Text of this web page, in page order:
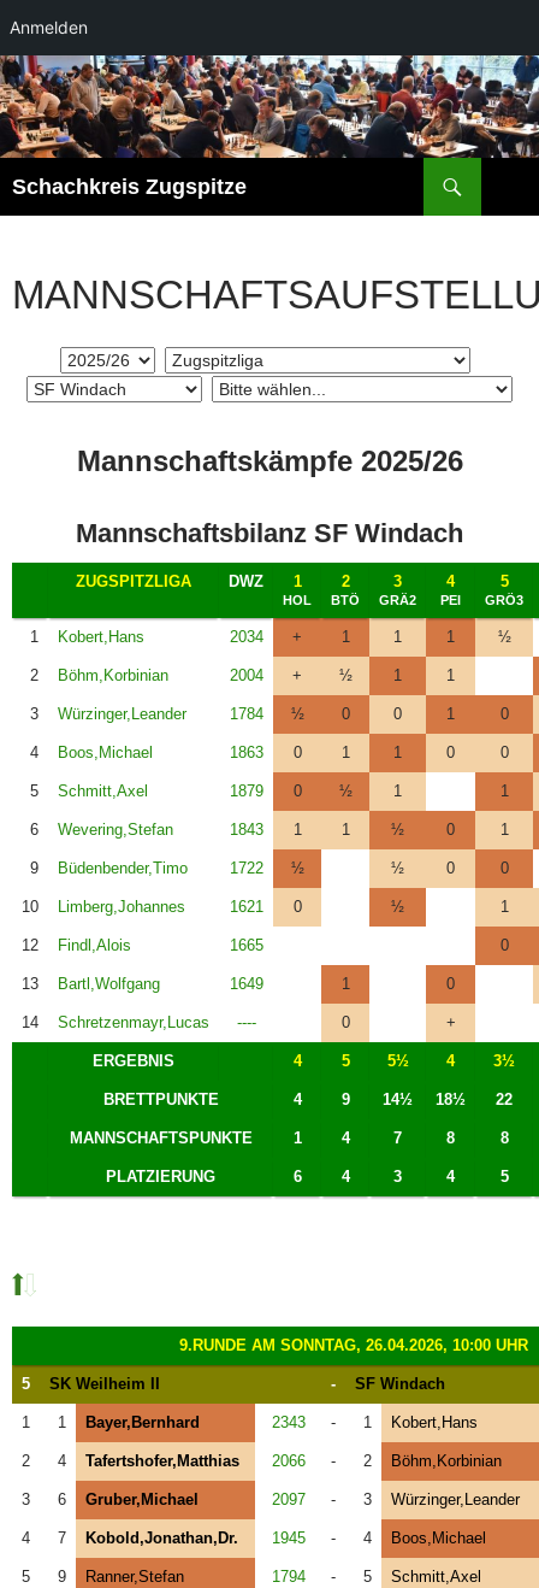
Anmelden
Zum
Inhalt
springen
Schachkreis Zugspitze
Mannschaftskämpfe 2025/26
Mannschaftsbilanz SF Windach
ZUGSPITZLIGA DWZ 1
HOL
2
BTÖ
3
GRÄ2
4
PEI
5
GRÖ3
1 Kobert,Hans 2034 + 1 1 1 ½
2 Böhm,Korbinian 2004 + ½ 1 1
3 Würzinger,Leander 1784 ½ 0 0 1 0
4 Boos,Michael 1863 0 1 1 0 0
5 Schmitt,Axel 1879 0 ½ 1 1
6 Wevering,Stefan 1843 1 1 ½ 0 1
9 Büdenbender,Timo 1722 ½ ½ 0 0
10 Limberg,Johannes 1621 0 ½ 1
12 Findl,Alois 1665 0
13 Bartl,Wolfgang 1649 1 0
14 Schretzenmayr,Lucas ---- 0 +
ERGEBNIS 4 5 5½ 4 3½
BRETTPUNKTE 4 9 14½ 18½ 22
MANNSCHAFTSPUNKTE 1 4 7 8 8
PLATZIERUNG 6 4 3 4 5
9.RUNDE AM SONNTAG, 26.04.2026, 10:00 UHR
5 SK Weilheim II - SF Windach
1 1 Bayer,Bernhard 2343 - 1 Kobert,Hans
2 4 Tafertshofer,Matthias 2066 - 2 Böhm,Korbinian
3 6 Gruber,Michael 2097 - 3 Würzinger,Leander
4 7 Kobold,Jonathan,Dr. 1945 - 4 Boos,Michael
5 9 Ranner,Stefan 1794 - 5 Schmitt,Axel